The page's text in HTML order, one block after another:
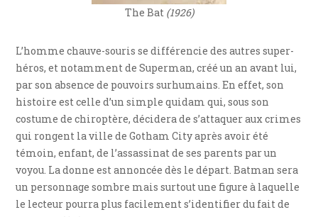
The Bat(1926)
L’homme chauve-souris se différencie des autres super-
héros, et notamment de Superman, créé un an avant lui,
par son absence de pouvoirs surhumains. En effet, son
histoire est celle d’un simple quidam qui, sous son
costume de chiroptère, décidera de s’attaquer aux crimes
qui rongent la ville de Gotham City après avoir été
témoin, enfant, de l’assassinat de ses parents par un
voyou. La donne est annoncée dès le départ. Batman sera
un personnage sombre mais surtout une figure à laquelle
le lecteur pourra plus facilement s’identifier du fait de